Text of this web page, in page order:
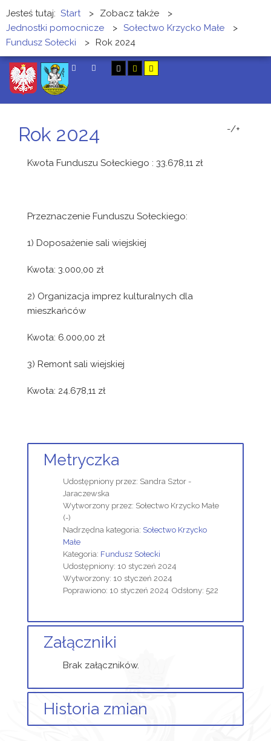
Jesteś tutaj: Start > Zobacz także
>
Jednostki pomocnicze
> Sołectwo Krzycko Małe
>
Fundusz Sołecki
> Rok 2024
Rok 2024 -/+
Kwota Funduszu Sołeckiego : 33.678,11 zł
Przeznaczenie Funduszu Sołeckiego:
1) Doposażenie sali wiejskiej
Kwota: 3.000,00 zł
2) Organizacja imprez kulturalnych dla
mieszkańców
Kwota: 6.000,00 zł
3) Remont sali wiejskiej
Kwota: 24.678,11 zł
Metryczka
Udostępniony przez: Sandra Sztor -
Jaraczewska
Wytworzony przez: Sołectwo Krzycko Małe
(-)
Nadrzędna kategoria: Sołectwo Krzycko
Małe
Kategoria: Fundusz Sołecki
Udostępniony: 10 styczeń 2024
Wytworzony: 10 styczeń 2024
Poprawiono: 10 styczeń 2024 Odsłony: 522
Załączniki
Brak załączników.
Historia zmian